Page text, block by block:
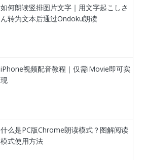
如何朗读竖排图片文字｜用文字起こしさ
ん转为文本后通过Ondoku朗读
iPhone视频配音教程｜仅需iMovie即可实
现
什么是PC版Chrome朗读模式？图解阅读
模式使用方法